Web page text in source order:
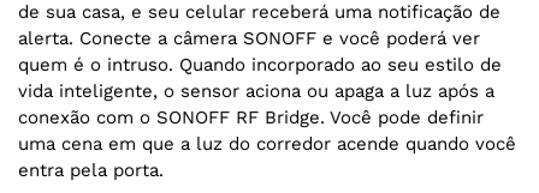
de sua casa, e seu celular receberá uma notificação de
alerta. Conecte a câmera SONOFF e você poderá ver
quem é o intruso. Quando incorporado ao seu estilo de
vida inteligente, o sensor aciona ou apaga a luz após a
conexão com o SONOFF RF Bridge. Você pode definir
uma cena em que a luz do corredor acende quando você
entra pela porta.